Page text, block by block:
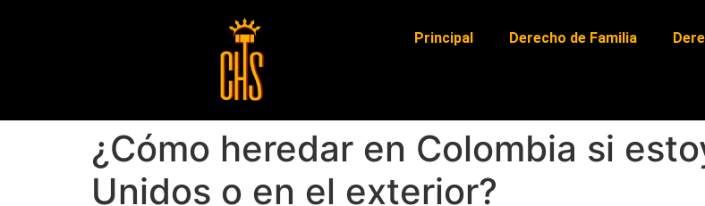
Principal Derecho de Familia
¿Cómo heredar en Colombia si
Unidos o en el exterior?